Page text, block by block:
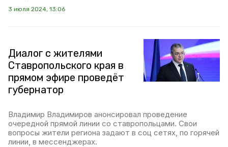
3 июля 2024, 13:06
Диалог с жителями
Ставропольского края в
прямом эфире проведёт
губернатор
Владимир Владимиров анонсировал проведение
очередной прямой линии со ставропольцами. Свои
вопросы жители региона задают в соц сетях, по горячей
линии, в мессенджерах.